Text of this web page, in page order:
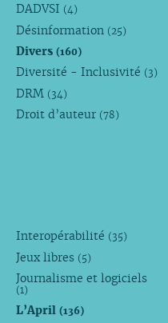
DADVSI (4)
Désinformation (25)
Divers (160)
Diversité - Inclusivité (3)
DRM (34)
Droit d’auteur (78)
Interopérabilité (35)
Jeux libres (5)
Journalisme et logiciels
(1)
L’April (136)